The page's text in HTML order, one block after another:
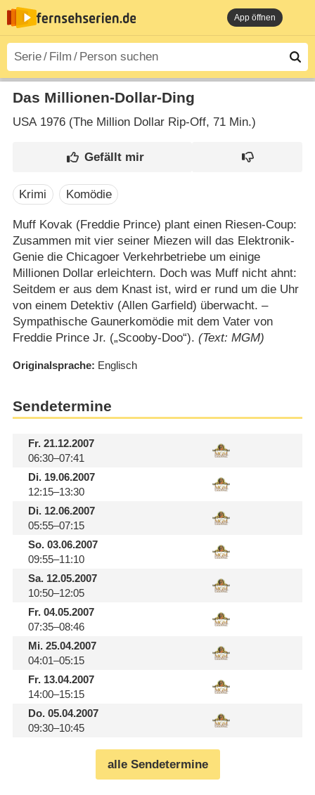
App öffnen
Das Millionen-Dollar-Ding
USA1976 (The Million Dollar Rip-Off‎, 71 Min.)
Krimi Komödie
Muff Kovak (Freddie Prince) plant einen Riesen-Coup:
Zusammen mit vier seiner Miezen will das Elektronik-
Genie die Chicagoer Verkehrbetriebe um einige
Millionen Dollar erleichtern. Doch was Muff nicht ahnt:
Seitdem er aus dem Knast ist, wird er rund um die Uhr
von einem Detektiv (Allen Garfield) überwacht. –
Sympathische Gaunerkomödie mit dem Vater von
Freddie Prince Jr. („Scooby-Doo“). (Text: MGM)
Originalsprache Englisch
Sendetermine
Fr.21.12.2007
06:30–07:41
Di.19.06.2007
12:15–13:30
Di.12.06.2007
05:55–07:15
So.03.06.2007
09:55–11:10
Sa.12.05.2007
10:50–12:05
Fr.04.05.2007
07:35–08:46
Mi.25.04.2007
04:01–05:15
Fr.13.04.2007
14:00–15:15
Do.05.04.2007
09:30–10:45
alle Sendetermine